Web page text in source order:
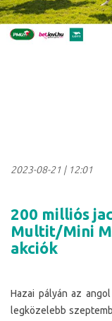
2023-08-21 | 12:01
200 milliós
Multit/Mini
akciók
Hazai pályán az
legközelebb